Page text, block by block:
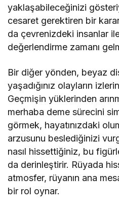
yaklaşabileceğinizi
cesaret gerektiren bir
da çevrenizdeki insanlar
değerlendirme zamanı
Bir diğer yönden, beyaz
yaşadığınız olayların
Geçmişin yüklerinden
merhaba deme sürecini
görmek, hayatınızdaki
arzusunu beslediğinizi
nasıl hissettiğiniz, bu
da derinleştirir. Rüyada
atmosfer, rüyanın ana
bir rol oynar.